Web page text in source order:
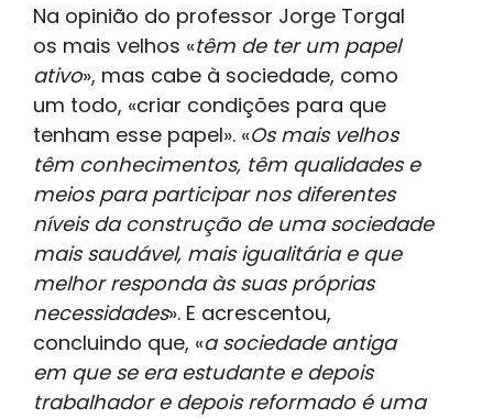
Na opinião do professor Jorge Torgal
os mais velhos «têm de ter um papel
ativo», mas cabe à sociedade, como
um todo, «criar condições para que
tenham esse papel». «Os mais velhos
têm conhecimentos, têm qualidades e
meios para participar nos diferentes
níveis da construção de uma sociedade
mais saudável, mais igualitária e que
melhor responda às suas próprias
necessidades». E acrescentou,
concluindo que, «a sociedade antiga
em que se era estudante e depois
trabalhador e depois reformado é uma